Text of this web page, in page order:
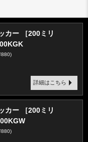
カー ［200ミリ
詳細はこちら
カー ［200ミリ